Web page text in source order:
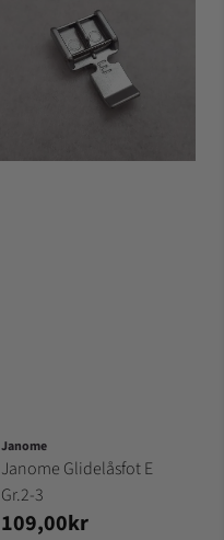
Janome
Janome Glidelåsfot E
Gr.2-3
109,00kr